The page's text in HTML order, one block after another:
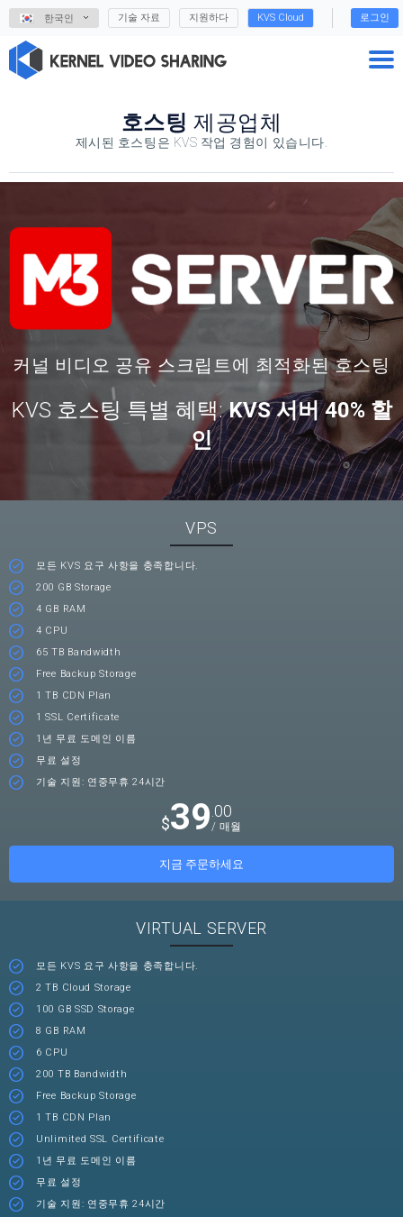
한국인 기술 자료 지원하다 KVS Cloud 로그인
호스팅 제공업체
제시된 호스팅은 KVS 작업 경험이 있습니다.
커널 비디오 공유 스크립트에 최적화된 호스팅
KVS 호스팅 특별 혜택:KVS 서버 40% 할
인
VPS
모든 KVS 요구 사항을 충족합니다.
200 GB Storage
4 GB RAM
4 CPU
65 TB Bandwidth
Free Backup Storage
1 TB CDN Plan
1 SSL Certificate
1년 무료 도메인 이름
무료 설정
기술 지원: 연중무휴 24시간
$39.00
/ 매월
지금 주문하세요
VIRTUAL SERVER
모든 KVS 요구 사항을 충족합니다.
2 TB Cloud Storage
100 GB SSD Storage
8 GB RAM
6 CPU
200 TB Bandwidth
Free Backup Storage
1 TB CDN Plan
Unlimited SSL Certificate
1년 무료 도메인 이름
무료 설정
기술 지원: 연중무휴 24시간